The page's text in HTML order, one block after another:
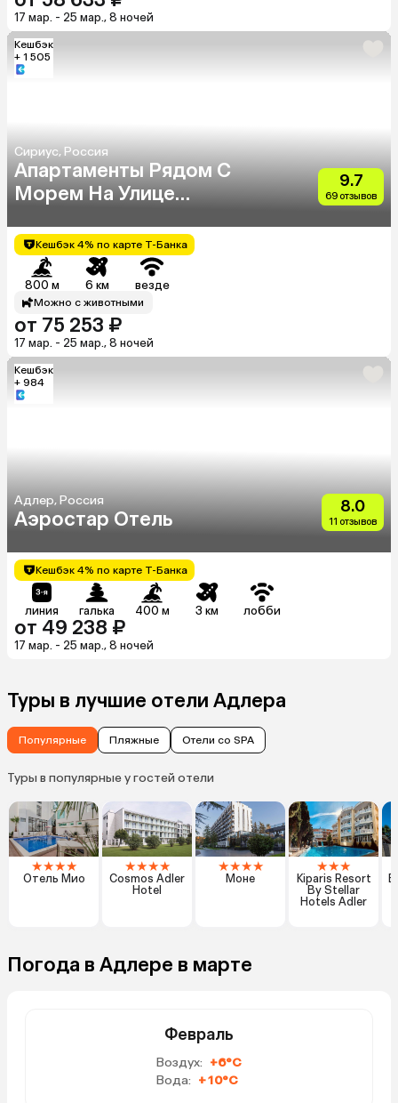
17 мар. - 25 мар., 8 ночей
Кешбэк
+ 1 505
Сириус, Россия
Апартаменты Рядом С
Морем На Улице
9.7
69 отзывов
Кешбэк 4% по карте Т-Банка
800 м 6 км везде
Можно с животными
от 75 253 ₽
17 мар. - 25 мар., 8 ночей
Кешбэк
+ 984
Адлер, Россия
Аэростар Отель
8.0
11 отзывов
Кешбэк 4% по карте Т-Банка
линия галька 400 м 3 км лобби
от 49 238 ₽
17 мар. - 25 мар., 8 ночей
Туры в лучшие отели Адлера
Популярные Пляжные Отели со SPA
Туры в популярные у гостей отели
★★★★
Отель Мио
★★★★
Cosmos Adler
Hotel
★★★★
Моне
★★★
Kiparis Resort
By Stellar
Hotels Adler
Погода в Адлере в марте
Февраль
Воздух: +6°C
Вода: +10°C